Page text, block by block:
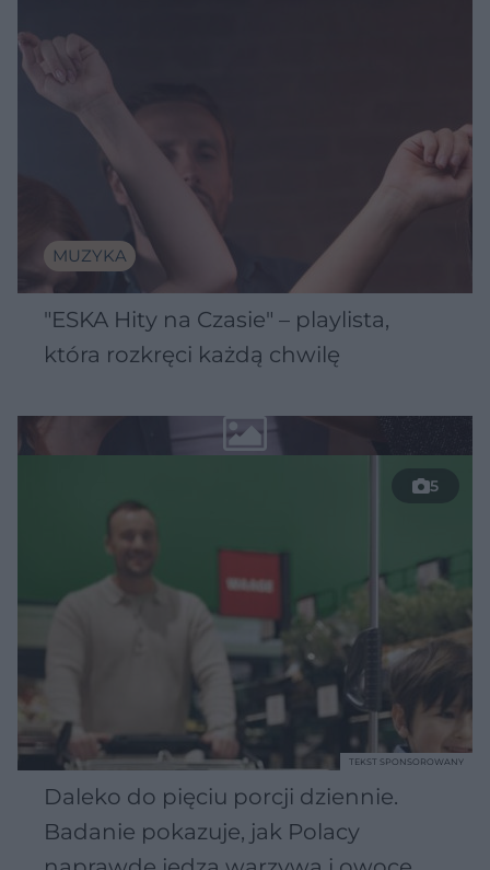
MUZYKA
"ESKA Hity na Czasie" – playlista,
która rozkręci każdą chwilę
5
Daleko do pięciu porcji dziennie.
Badanie pokazuje, jak Polacy
TEKST SPONSOROWANY